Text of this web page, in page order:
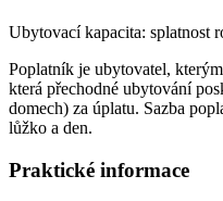
Ubytovací kapacita: splatnost
Poplatník je ubytovatel,
která přechodné ubytování
domech) za úplatu. Sazba
lůžko a den.
Praktické informace